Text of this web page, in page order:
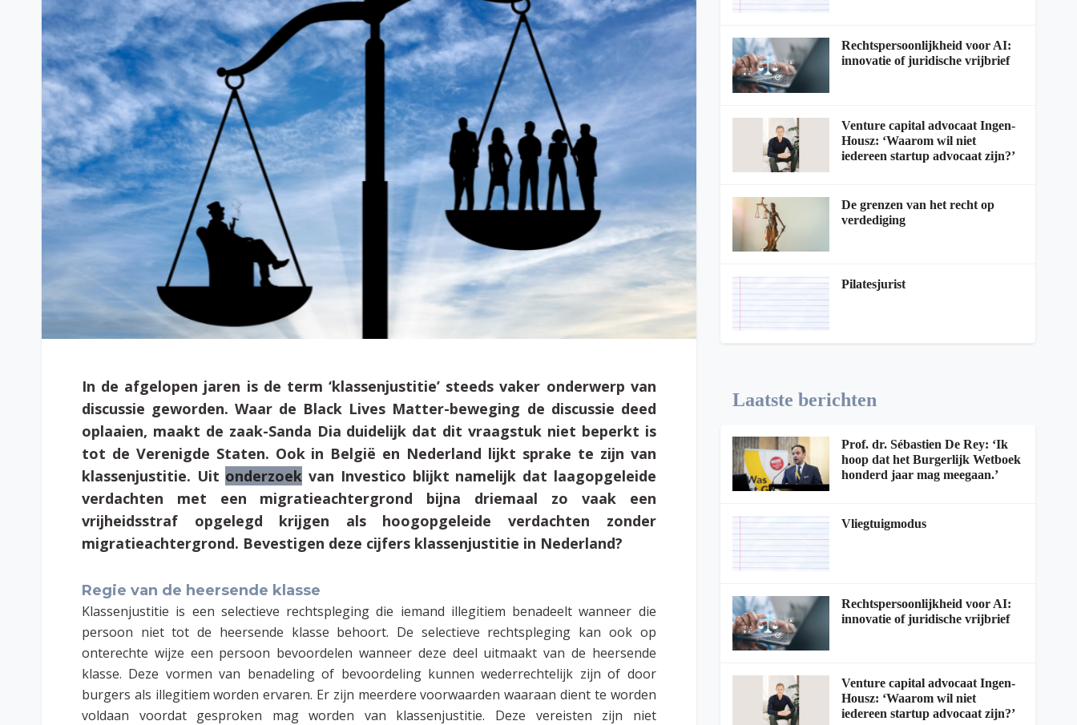
In de afgelopen jaren is de term ‘klassenjustitie’ steeds vaker onderwerp van
discussie geworden. Waar de Black Lives Matter-beweging de discussie deed
oplaaien, maakt de zaak-Sanda Dia duidelijk dat dit vraagstuk niet beperkt is
tot de Verenigde Staten. Ook in België en Nederland lijkt sprake te zijn van
klassenjustitie. Uit onderzoek van Investico blijkt namelijk dat laagopgeleide
verdachten met een migratieachtergrond bijna driemaal zo vaak een
vrijheidsstraf opgelegd krijgen als hoogopgeleide verdachten zonder
migratieachtergrond. Bevestigen deze cijfers klassenjustitie in Nederland?
Regie van de heersende klasse
Klassenjustitie is een selectieve rechtspleging die iemand illegitiem benadeelt wanneer die
persoon niet tot de heersende klasse behoort. De selectieve rechtspleging kan ook op
onterechte wijze een persoon bevoordelen wanneer deze deel uitmaakt van de heersende
klasse. Deze vormen van benadeling of bevoordeling kunnen wederrechtelijk zijn of door
burgers als illegitiem worden ervaren. Er zijn meerdere voorwaarden waaraan dient te worden
voldaan voordat gesproken mag worden van klassenjustitie. Deze vereisten zijn niet
Rechtspersoonlijkheid voor AI:
innovatie of juridische vrijbrief
Venture capital advocaat Ingen-
Housz: ‘Waarom wil niet
iedereen startup advocaat zijn?’
De grenzen van het recht op
verdediging
Pilatesjurist
Laatste berichten
Prof. dr. Sébastien De Rey: ‘Ik
hoop dat het Burgerlijk Wetboek
honderd jaar mag meegaan.’
Vliegtuigmodus
Rechtspersoonlijkheid voor AI:
innovatie of juridische vrijbrief
Venture capital advocaat Ingen-
Housz: ‘Waarom wil niet
iedereen startup advocaat zijn?’